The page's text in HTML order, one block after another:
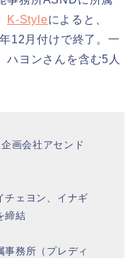
K-Styleによると、
12月付けで終了。一
ハヨンさんを含む5人
画会社アセンド
チェヨン、イナギ
締結
務所（プレディ